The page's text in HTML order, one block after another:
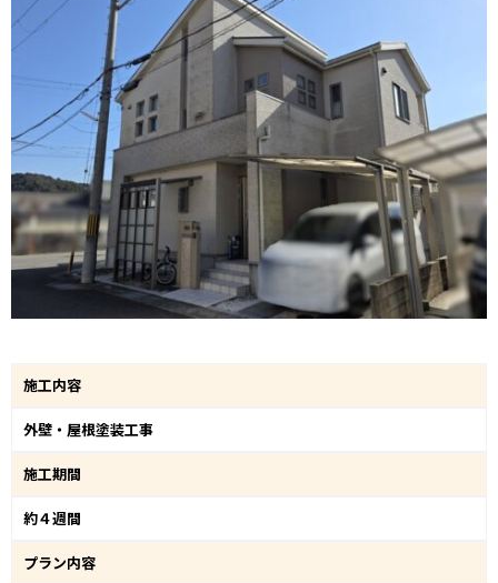
施工内容
外壁・屋根塗装工事
施工期間
約４週間
プラン内容